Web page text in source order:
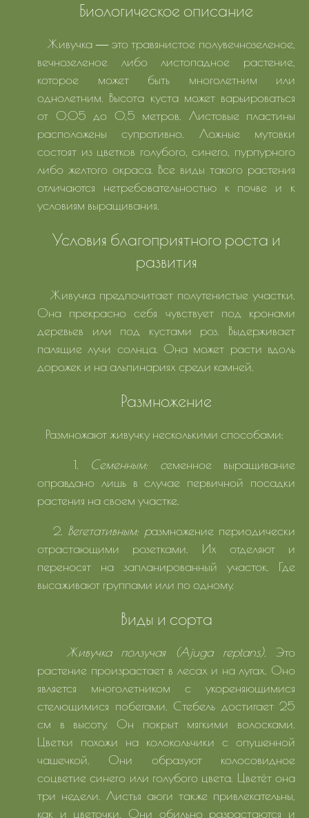
Биологическое описание
Живучка ― это травянистое полувечнозеленое,
вечнозеленое либо листопадное растение,
которое может быть многолетним или
однолетним. Высота куста может варьироваться
от 0,05 до 0,5 метров. Листовые пластины
расположены супротивно. Ложные мутовки
состоят из цветков голубого, синего, пурпурного
либо желтого окраса. Все виды такого растения
отличаются нетребовательностью к почве и к
условиям выращивания.
Условия благоприятного роста и
развития
Живучка предпочитает полутенистые участки.
Она прекрасно себя чувствует под кронами
деревьев или под кустами роз. Выдерживает
палящие лучи солнца. Она может расти вдоль
дорожек и на альпинариях среди камней.
Размножение
Размножают живучку несколькими способами:
1. Семенным: семенное выращивание
оправдано лишь в случае первичной посадки
растения на своем участке.
2. Вегетативным: размножение периодически
отрастающими розетками. Их отделяют и
переносят на запланированный участок. Где
высаживают группами или по одному.
Виды и сорта
Живучка ползучая (Ajuga reptans). Это
растение произрастает в лесах и на лугах. Оно
является многолетником с укореняющимися
стелющимися побегами. Стебель достигает 25
см в высоту. Он покрыт мягкими волосками.
Цветки похожи на колокольчики с опушенной
чашечкой. Они образуют колосовидное
соцветие синего или голубого цвета. Цветёт она
три недели. Листья аюги также привлекательны,
как и цветочки. Они обильно разрастаются и